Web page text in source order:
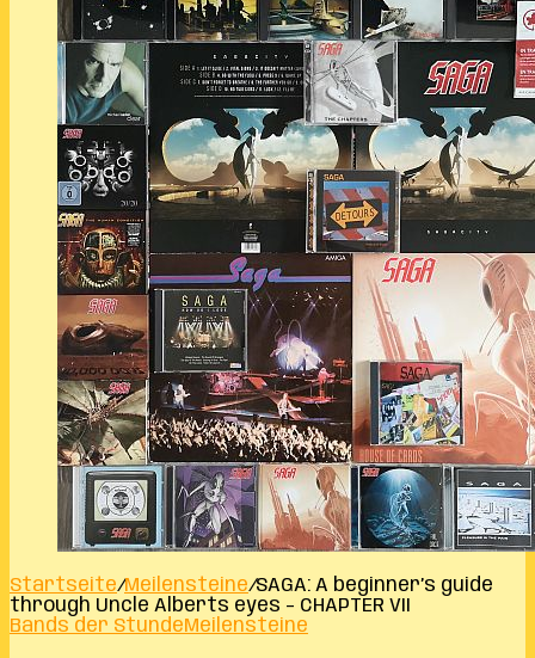
Startseite/Meilensteine/SAGA: A beginner’s guide
through Uncle Alberts eyes – CHAPTER VII
Bands der StundeMeilensteine